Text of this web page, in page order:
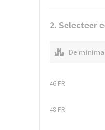
2. Selecteer
De
46 FR
48 FR